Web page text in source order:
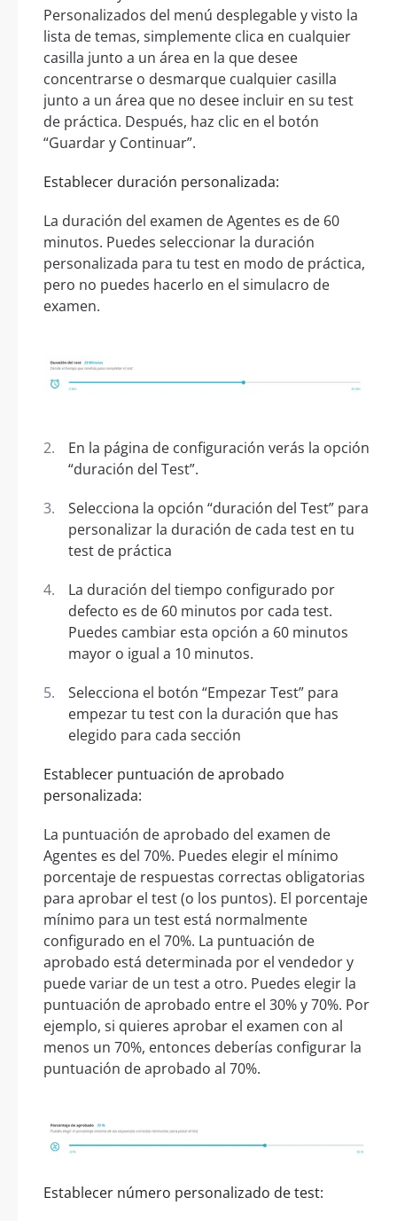
Personalizados del menú desplegable y visto la
lista de temas, simplemente clica en cualquier
casilla junto a un área en la que desee
concentrarse o desmarque cualquier casilla
junto a un área que no desee incluir en su test
de práctica. Después, haz clic en el botón
“Guardar y Continuar”.
Establecer duración personalizada:
La duración del examen de Agentes es de 60
minutos. Puedes seleccionar la duración
personalizada para tu test en modo de práctica,
pero no puedes hacerlo en el simulacro de
examen.
En la página de configuración verás la opción
“duración del Test”.
Selecciona la opción “duración del Test” para
personalizar la duración de cada test en tu
test de práctica
La duración del tiempo configurado por
defecto es de 60 minutos por cada test.
Puedes cambiar esta opción a 60 minutos
mayor o igual a 10 minutos.
Selecciona el botón “Empezar Test” para
empezar tu test con la duración que has
elegido para cada sección
Establecer puntuación de aprobado
personalizada:
La puntuación de aprobado del examen de
Agentes es del 70%. Puedes elegir el mínimo
porcentaje de respuestas correctas obligatorias
para aprobar el test (o los puntos). El porcentaje
mínimo para un test está normalmente
configurado en el 70%. La puntuación de
aprobado está determinada por el vendedor y
puede variar de un test a otro. Puedes elegir la
puntuación de aprobado entre el 30% y 70%. Por
ejemplo, si quieres aprobar el examen con al
menos un 70%, entonces deberías configurar la
puntuación de aprobado al 70%.
Establecer número personalizado de test: